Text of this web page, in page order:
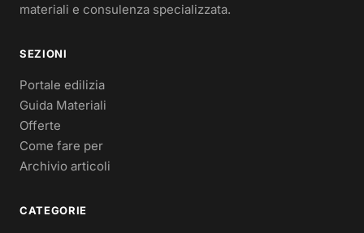
materiali e consulenza specializzata.
SEZIONI
Portale edilizia
Guida Materiali
Offerte
Come fare per
Archivio articoli
CATEGORIE